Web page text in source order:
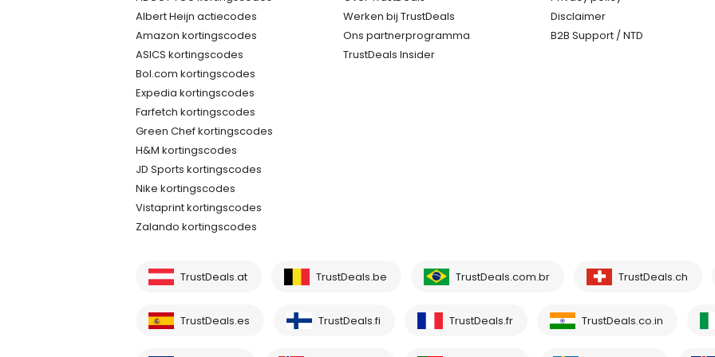
Albert Heijn actiecodes
Amazon kortingscodes
ASICS kortingscodes
Bol.com kortingscodes
Expedia kortingscodes
Farfetch kortingscodes
Green Chef kortingscodes
H&M kortingscodes
JD Sports kortingscodes
Nike kortingscodes
Vistaprint kortingscodes
Zalando kortingscodes
Werken bij TrustDeals
Ons partnerprogramma
TrustDeals Insider
Disclaimer
B2B Support / NTD
TrustDeals.at TrustDeals.be TrustDeals.com.br TrustDeals.ch
TrustDeals.es TrustDeals.fi TrustDeals.fr TrustDeals.co.in